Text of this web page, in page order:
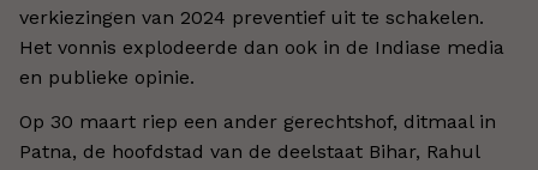
verkiezingen van 2024 preventief uit te schakelen.
Het vonnis explodeerde dan ook in de Indiase media
en publieke opinie.
Op 30 maart riep een ander gerechtshof, ditmaal in
Patna, de hoofdstad van de deelstaat Bihar, Rahul